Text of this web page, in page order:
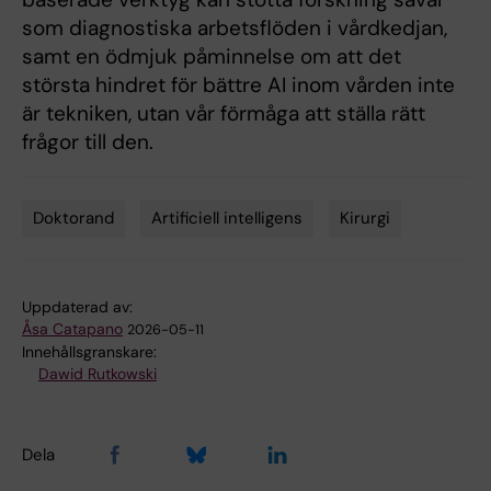
som diagnostiska arbetsflöden i vårdkedjan,
samt en ödmjuk påminnelse om att det
största hindret för bättre AI inom vården inte
är tekniken, utan vår förmåga att ställa rätt
frågor till den.
Doktorand Artificiell intelligens Kirurgi
Uppdaterad av:
Åsa Catapano 2026-05-11
Innehållsgranskare:
Dawid Rutkowski
Dela